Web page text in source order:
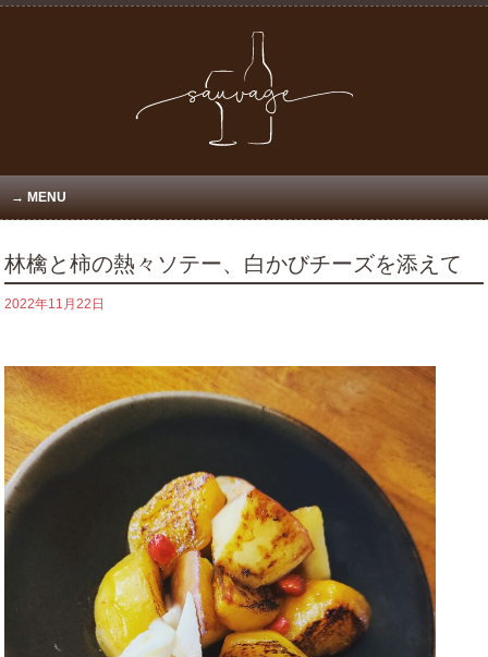
MENU
林檎と柿の熱々ソテー、白かびチーズを添えて
2022年11月22日